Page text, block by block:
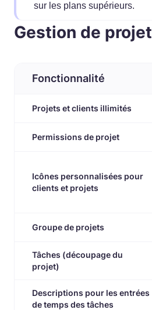
sur les plans supérieurs.
Gestion de projet
Fonctionnalité
Projets et clients illimités
Permissions de projet
Icônes personnalisées pour
clients et projets
Groupe de projets
Tâches (découpage du
projet)
Descriptions pour les entrées
de temps des tâches